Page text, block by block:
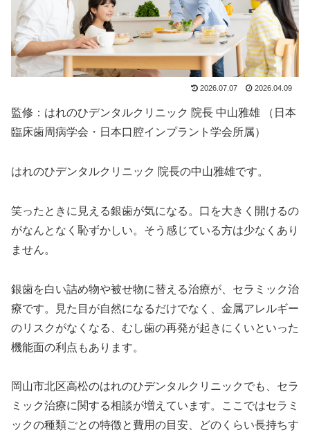
2026.07.07 2026.04.09
監修：はれのひデンタルクリニック 院長 中山雅雄 （日本
臨床歯周病学会・日本口腔インプラント学会所属）
はれのひデンタルクリニック 院長の中山雅雄です。
笑ったときに見える銀歯が気になる。口を大きく開けるの
がなんとなく恥ずかしい。そう感じている方は少なくあり
ません。
銀歯を白い詰め物や被せ物に替える治療が、セラミック治
療です。見た目が自然になるだけでなく、金属アレルギー
のリスクがなくなる、むし歯の再発が起きにくいといった
機能面の利点もあります。
岡山市北区高松のはれのひデンタルクリニックでも、セラ
ミック治療に関する相談が増えています。ここではセラミ
ックの種類ごとの特徴と費用の目安、どのくらい長持ちす